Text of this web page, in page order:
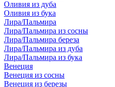
Оливия из дуба
Оливия из бука
Лира/Пальмира
Лира/Пальмира из сосны
Лира/Пальмира береза
Лира/Пальмира из дуба
Лира/Пальмира из бука
Венеция
Венеция из сосны
Венеция из березы